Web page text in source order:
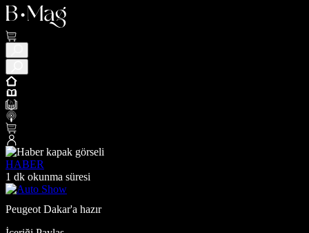
HABER
1 dk okunma süresi
Peugeot Dakar'a hazır